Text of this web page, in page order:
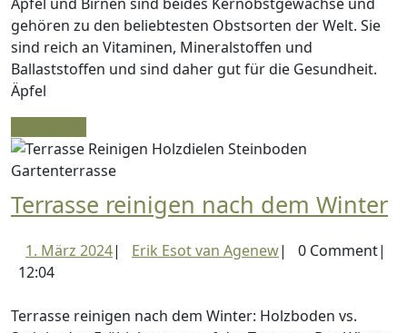
Äpfel und Birnen sind beides Kernobstgewächse und
gehören zu den beliebtesten Obstsorten der Welt. Sie
sind reich an Vitaminen, Mineralstoffen und
Ballaststoffen und sind daher gut für die Gesundheit.
Äpfel
More
Terrasse reinigen nach dem Winter
1. März 20241.| Erik Esot van AgenewErik
Agenew
| 0 Comment|
12:04
Terrasse reinigen nach dem Winter: Holzboden vs.